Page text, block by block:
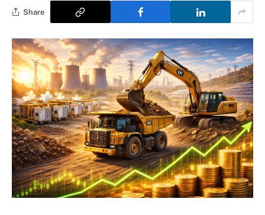
Share